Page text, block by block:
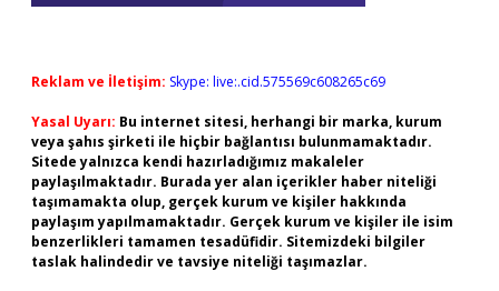
Reklam ve İletişim: Skype: live:.cid.575569c608265c69
Yasal Uyarı: Bu internet sitesi, herhangi bir marka, kurum
veya şahıs şirketi ile hiçbir bağlantısı bulunmamaktadır.
Sitede yalnızca kendi hazırladığımız makaleler
paylaşılmaktadır. Burada yer alan içerikler haber niteliği
taşımamakta olup, gerçek kurum ve kişiler hakkında
paylaşım yapılmamaktadır. Gerçek kurum ve kişiler ile isim
benzerlikleri tamamen tesadüfidir. Sitemizdeki bilgiler
taslak halindedir ve tavsiye niteliği taşımazlar.